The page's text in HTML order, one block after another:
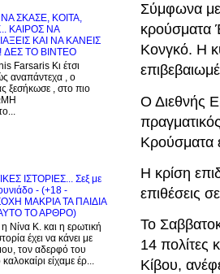
Σύμφωνα με
κρούσματα
Κονγκό. Η
Ο Διεθνής
Κρούσματα
Η κρίση
επιθέσεις
Το
14 πολίτες
Κίβου,
ΣΚΑΣΕ, ΚΟΙΤΑ,
ΚΑΙΡΟΣ ΝΑ
ΚΑΙ ΝΑ ΚΑΝΕΙΣ
ΔΕΣ TO BINTEO
Farsaris Κι έτσι
αναπάντεχα , ο
ξεσήκωσε , στο πιο
ΙΣΤΟΡΙΕΣ... Σεξ με
- (+18 -
ΜΑΚΡΙΑ ΤΑ ΠΑΙΔΙΑ
ΤΟ ΑΡΘΡΟ)
η Νίνα Κ. και η ερωτική
έχει να κάνει με
τον αδερφό του
είχαμε έρ...